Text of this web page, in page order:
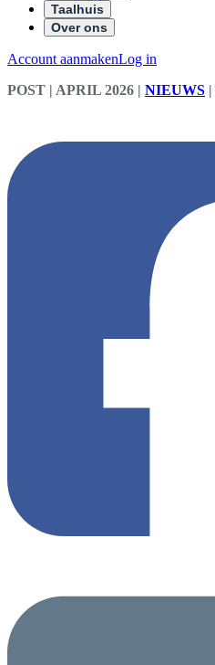
Taalhuis
Over ons
Account aanmakenLog in
POST | APRIL 2026 | NIEUWS |